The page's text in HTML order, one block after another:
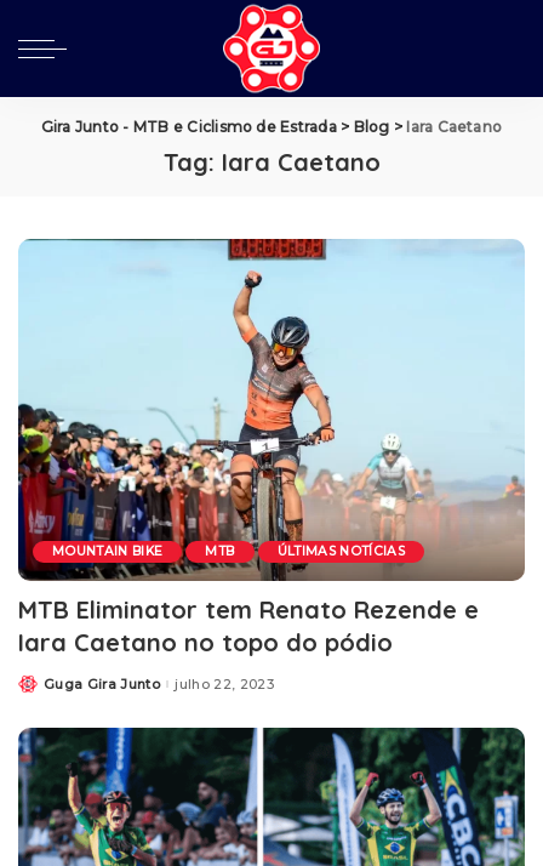
Gira Junto - MTB e Ciclismo de Estrada> Blog > Iara Caetano
Tag: Iara Caetano
MOUNTAIN BIKE MTB ÚLTIMAS NOTÍCIAS
MTB Eliminator tem Renato Rezende e
Iara Caetano no topo do pódio
Guga Gira Junto julho 22, 2023